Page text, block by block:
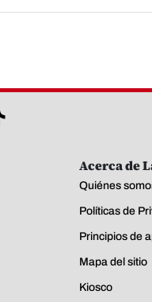
Acerca de
Quiénes
Políticas de
Principios de
Mapa del sitio
Kiosco